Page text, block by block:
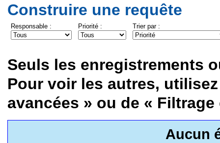
Construire une requête
Responsable : Priorité : Trier par :
Seuls les enregistrements
Pour voir les autres,
avancées » ou de «
Aucun